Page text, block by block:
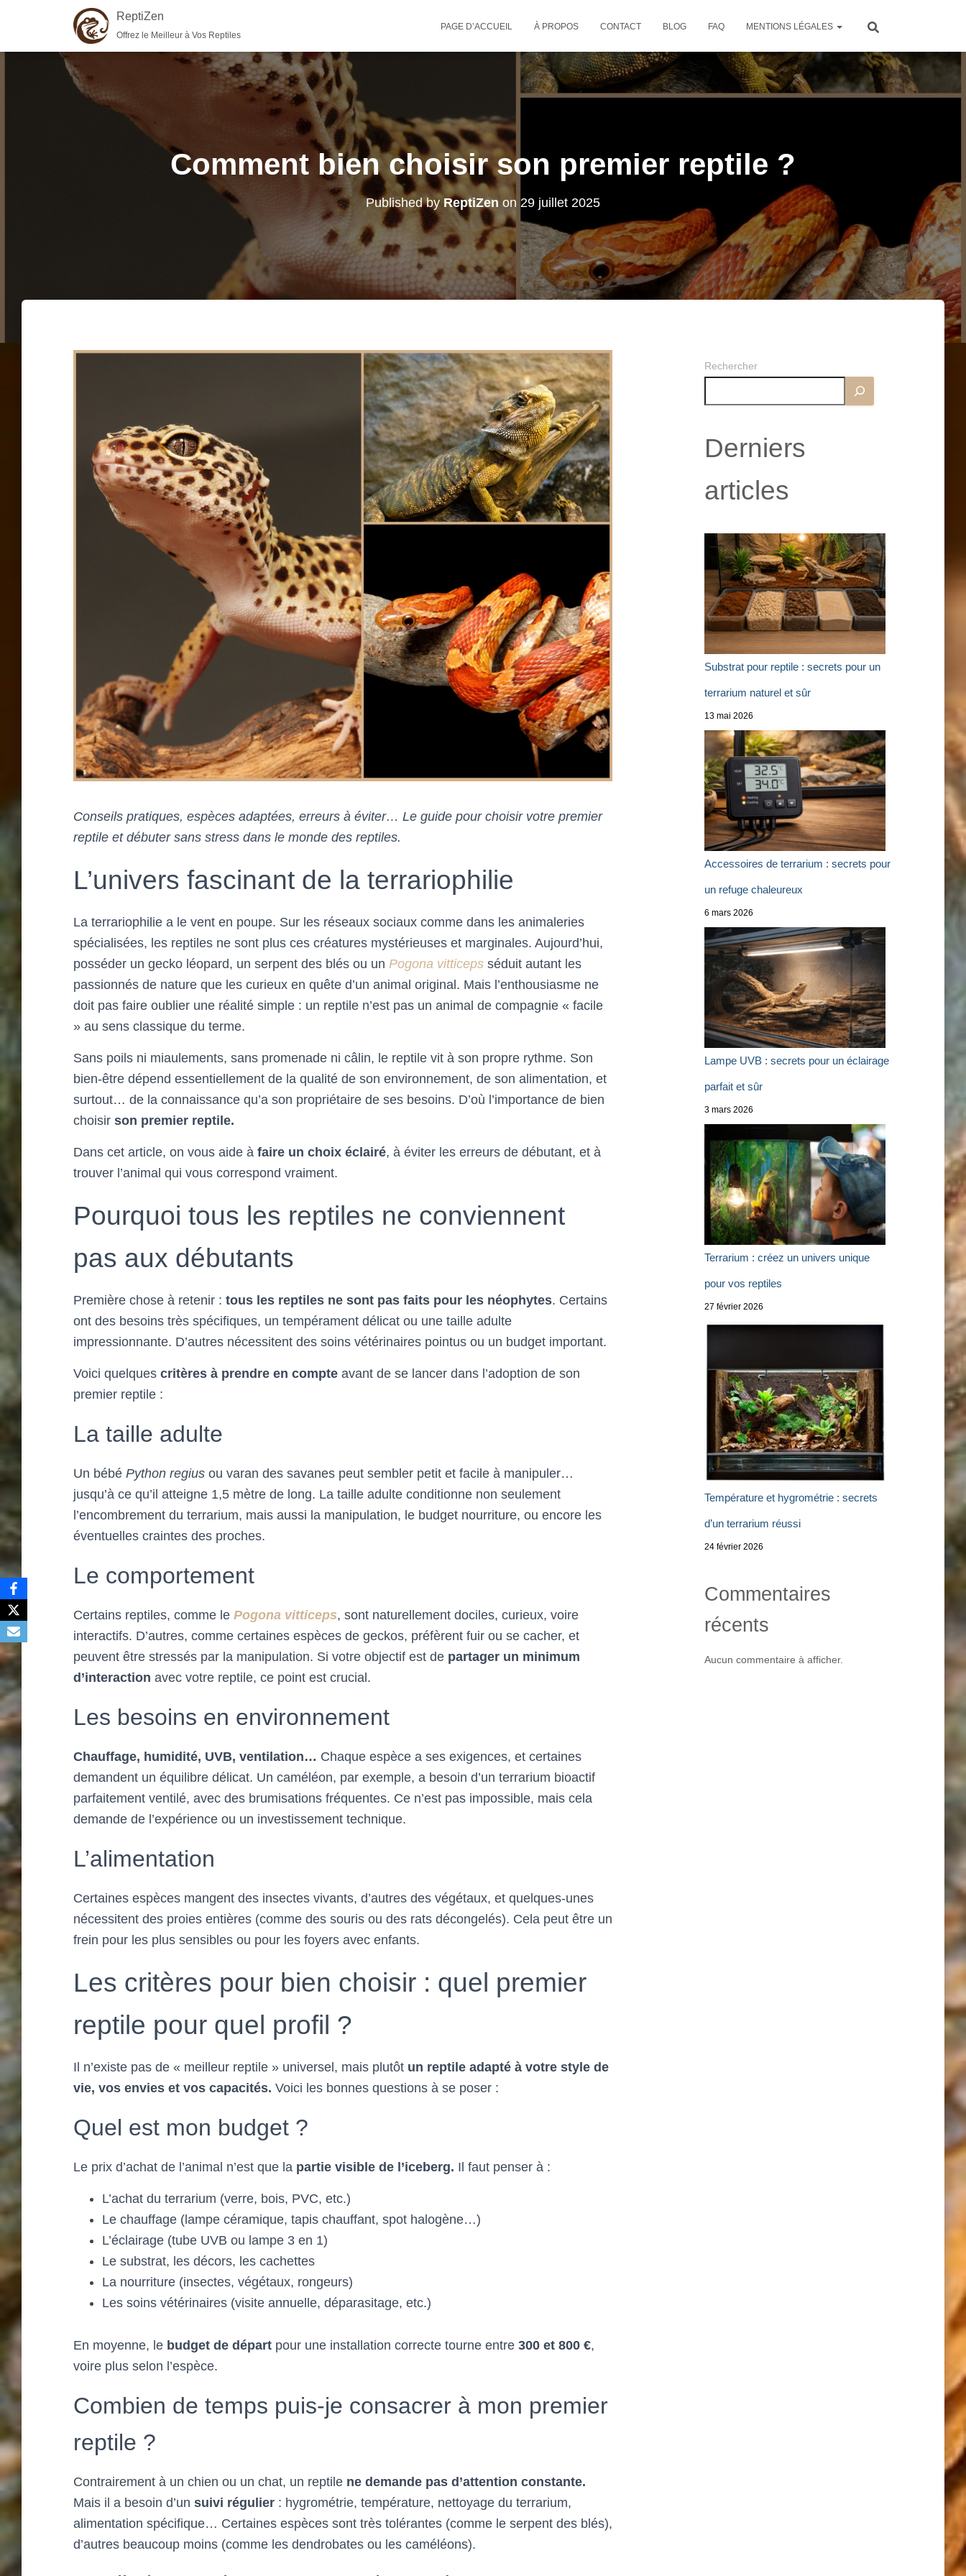
ReptiZen
Offrez le Meilleur à Vos Reptiles
PAGE D’ACCUEIL À PROPOS CONTACT BLOG FAQ MENTIONS LÉGALES
Comment bien choisir son premier reptile ?
Published byReptiZen on 29 juillet 2025
Conseils pratiques, espèces adaptées, erreurs à éviter… Le guide pour choisir votre premier
reptile et débuter sans stress dans le monde des reptiles.
L’univers fascinant de la terrariophilie
La terrariophilie a le vent en poupe. Sur les réseaux sociaux comme dans les animaleries
spécialisées, les reptiles ne sont plus ces créatures mystérieuses et marginales. Aujourd’hui,
posséder un gecko léopard, un serpent des blés ou un Pogona vitticeps séduit autant les
passionnés de nature que les curieux en quête d’un animal original. Mais l’enthousiasme ne
doit pas faire oublier une réalité simple : un reptile n’est pas un animal de compagnie « facile
» au sens classique du terme.
Sans poils ni miaulements, sans promenade ni câlin, le reptile vit à son propre rythme. Son
bien-être dépend essentiellement de la qualité de son environnement, de son alimentation, et
surtout… de la connaissance qu’a son propriétaire de ses besoins. D’où l’importance de bien
choisir son premier reptile.
Dans cet article, on vous aide à faire un choix éclairé, à éviter les erreurs de débutant, et à
trouver l’animal qui vous correspond vraiment.
Pourquoi tous les reptiles ne conviennent
pas aux débutants
Première chose à retenir : tous les reptiles ne sont pas faits pour les néophytes. Certains
ont des besoins très spécifiques, un tempérament délicat ou une taille adulte
impressionnante. D’autres nécessitent des soins vétérinaires pointus ou un budget important.
Voici quelques critères à prendre en compte avant de se lancer dans l’adoption de son
premier reptile :
La taille adulte
Un bébé Python regius ou varan des savanes peut sembler petit et facile à manipuler…
jusqu’à ce qu’il atteigne 1,5 mètre de long. La taille adulte conditionne non seulement
l’encombrement du terrarium, mais aussi la manipulation, le budget nourriture, ou encore les
éventuelles craintes des proches.
Le comportement
Certains reptiles, comme le Pogona vitticeps, sont naturellement dociles, curieux, voire
interactifs. D’autres, comme certaines espèces de geckos, préfèrent fuir ou se cacher, et
peuvent être stressés par la manipulation. Si votre objectif est de partager un minimum
d’interaction avec votre reptile, ce point est crucial.
Les besoins en environnement
Chauffage, humidité, UVB, ventilation… Chaque espèce a ses exigences, et certaines
demandent un équilibre délicat. Un caméléon, par exemple, a besoin d’un terrarium bioactif
parfaitement ventilé, avec des brumisations fréquentes. Ce n’est pas impossible, mais cela
demande de l’expérience ou un investissement technique.
L’alimentation
Certaines espèces mangent des insectes vivants, d’autres des végétaux, et quelques-unes
nécessitent des proies entières (comme des souris ou des rats décongelés). Cela peut être un
frein pour les plus sensibles ou pour les foyers avec enfants.
Les critères pour bien choisir : quel premier
reptile pour quel profil ?
Il n’existe pas de « meilleur reptile » universel, mais plutôt un reptile adapté à votre style de
vie, vos envies et vos capacités. Voici les bonnes questions à se poser :
Quel est mon budget ?
Le prix d’achat de l’animal n’est que la partie visible de l’iceberg. Il faut penser à :
L’achat du terrarium (verre, bois, PVC, etc.)
Le chauffage (lampe céramique, tapis chauffant, spot halogène…)
L’éclairage (tube UVB ou lampe 3 en 1)
Le substrat, les décors, les cachettes
La nourriture (insectes, végétaux, rongeurs)
Les soins vétérinaires (visite annuelle, déparasitage, etc.)
En moyenne, le budget de départ pour une installation correcte tourne entre 300 et 800 €,
voire plus selon l’espèce.
Combien de temps puis-je consacrer à mon premier
reptile ?
Contrairement à un chien ou un chat, un reptile ne demande pas d’attention constante.
Mais il a besoin d’un suivi régulier : hygrométrie, température, nettoyage du terrarium,
alimentation spécifique… Certaines espèces sont très tolérantes (comme le serpent des blés),
d’autres beaucoup moins (comme les dendrobates ou les caméléons).
Rechercher
Derniers
articles
Substrat pour reptile : secrets pour un
terrarium naturel et sûr
13 mai 2026
Accessoires de terrarium : secrets pour
un refuge chaleureux
6 mars 2026
Lampe UVB : secrets pour un éclairage
parfait et sûr
3 mars 2026
Terrarium : créez un univers unique
pour vos reptiles
27 février 2026
Température et hygrométrie : secrets
d’un terrarium réussi
24 février 2026
Commentaires
récents
Aucun commentaire à afficher.